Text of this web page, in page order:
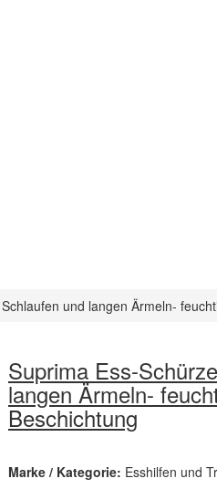
und langen Ärmeln-
Suprima Ess-
langen Ärmeln-
Beschichtung
Marke / Kategorie: Esshilfen und